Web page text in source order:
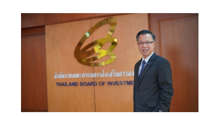
และเปิดสำนักงานบีโอไอแห่งที่ 4 ที่นครเฉิงตู รองรับการลงทุน
อุตสาหกรรมเทคโนโลยีขั้นสูงและพลังงานสะอาด